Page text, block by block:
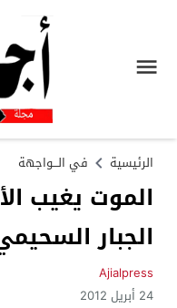
الرئيسية في الـــواجهة
الموت يغيب
الجبار
Ajialpress
24 أبريل 2012